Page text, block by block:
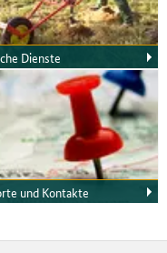
Dienste
Sie sich über unser
Angebot an
Dienstleistungen
Unsere
Ansprechpartner
Ihnen gerne nähere
und beraten Sie in
und Kontakte